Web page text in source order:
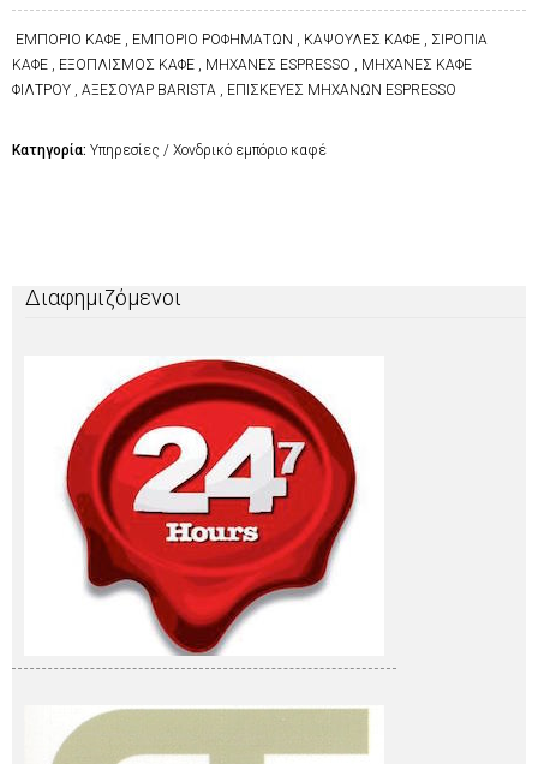
ΕΜΠΟΡΙΟ ΚΑΦΕ , ΕΜΠΟΡΙΟ ΡΟΦΗΜΑΤΩΝ , ΚΑΨΟΥΛΕΣ ΚΑΦΕ , ΣΙΡΟΠΙΑ
ΚΑΦΕ , ΕΞΟΠΛΙΣΜΟΣ ΚΑΦΕ , ΜΗΧΑΝΕΣ ESPRESSO , ΜΗΧΑΝΕΣ ΚΑΦΕ
ΦΙΛΤΡΟΥ , ΑΞΕΣΟΥΑΡ BARISTA , ΕΠΙΣΚΕΥΕΣ ΜΗΧΑΝΩΝ ESPRESSO
Κατηγορία: Υπηρεσίες / Χονδρικό εμπόριο καφέ
Διαφημιζόμενοι